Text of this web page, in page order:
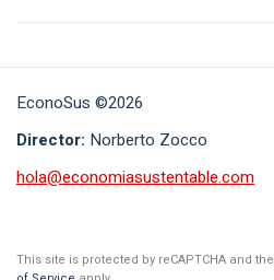
EconoSus ©2026
Director: Norberto Zocco
hola@economiasustentable.com
This site is protected by reCAPTCHA and the